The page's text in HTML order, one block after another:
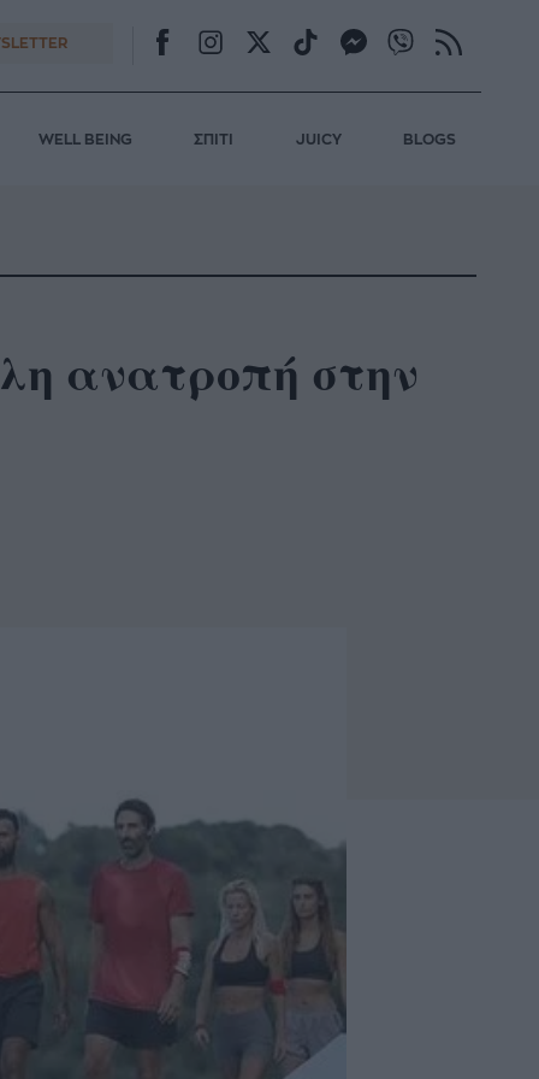
WELL BEING ΣΠΙΤΙ JUICY BLOGS
ανατροπή στην